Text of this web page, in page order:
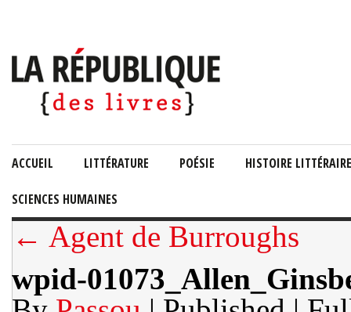
ACCUEIL LITTÉRATURE POÉSIE HISTOIRE LITTÉRAIRE
SCIENCES HUMAINES
← Agent de Burroughs
wpid-